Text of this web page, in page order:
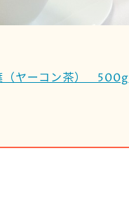
（ヤーコン茶） 500g